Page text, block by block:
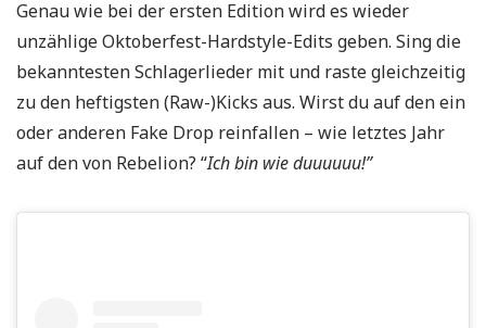
Genau wie bei der ersten Edition wird es wieder
unzählige Oktoberfest-Hardstyle-Edits geben. Sing die
bekanntesten Schlagerlieder mit und raste gleichzeitig
zu den heftigsten (Raw-)Kicks aus. Wirst du auf den ein
oder anderen Fake Drop reinfallen – wie letztes Jahr
auf den von Rebelion? “Ich bin wie duuuuuu!”